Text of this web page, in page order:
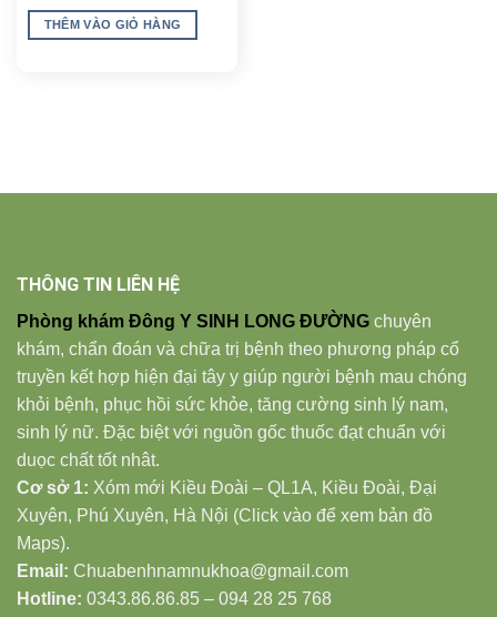
là:
2.400.000 ₫.
THÊM VÀO GIỎ HÀNG
THÔNG TIN LIÊN HỆ
Phòng khám Đông Y SINH LONG ĐƯỜNG chuyên
khám, chẩn đoán và chữa trị bệnh theo phương pháp cổ
truyền kết hợp hiện đại tây y giúp người bệnh mau chóng
khỏi bệnh, phục hồi sức khỏe, tăng cường sinh lý nam,
sinh lý nữ. Đặc biệt với nguồn gốc thuốc đạt chuẩn với
duọc chất tốt nhât.
Cơ sở 1: Xóm mới Kiều Đoài – QL1A, Kiều Đoài, Đại
Xuyên, Phú Xuyên, Hà Nội (Click vào để xem bản đồ
Maps).
Email: Chuabenhnamnukhoa@gmail.com
Hotline: 0343.86.86.85 – 094 28 25 768